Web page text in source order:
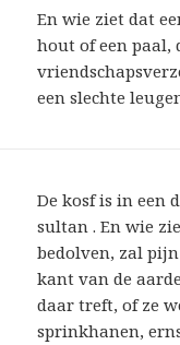
En wie ziet dat
hout of een paal,
een slechte
De kosf is in een
sultan . En wie
bedolven, zal
kant van de
daar treft, of ze
sprinkhanen,